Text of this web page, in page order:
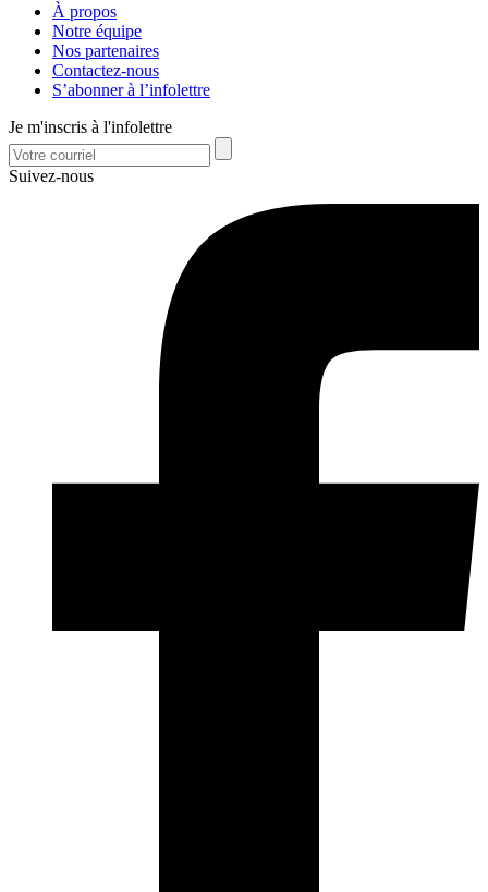
À propos
Notre équipe
Nos partenaires
Contactez-nous
S’abonner à l’infolettre
Je m'inscris à l'infolettre
Suivez-nous